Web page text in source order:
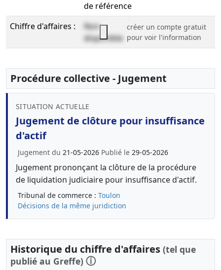
de référence
Chiffre d'affaires :
Non
disponible
créer un compte gratuit
pour voir l'information
Procédure collective - Jugement
SITUATION ACTUELLE
Jugement de clôture pour insuffisance
d'actif
Jugement du 21-05-2026 Publié le 29-05-2026
Jugement prononçant la clôture de la procédure
de liquidation judiciaire pour insuffisance d'actif.
Tribunal de commerce : Toulon
Décisions de la même juridiction
Historique du chiffre d'affaires (tel que
publié au Greffe) ⓘ